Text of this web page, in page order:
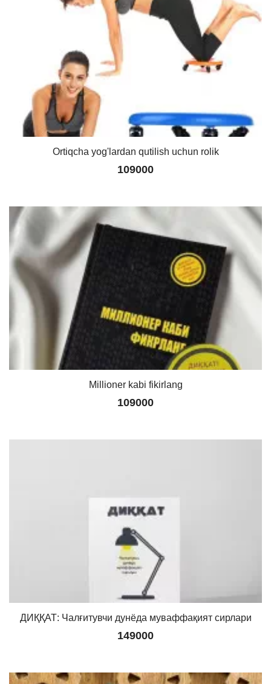
Ortiqcha yog'lardan qutilish uchun rolik
109000
Millioner kabi fikirlang
109000
ДИҚҚАТ: Чалғитувчи дунёда муваффақият сирлари
149000